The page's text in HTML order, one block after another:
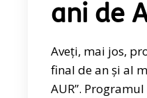
ani de
Aveți, mai jos,
final de an și al
AUR”.